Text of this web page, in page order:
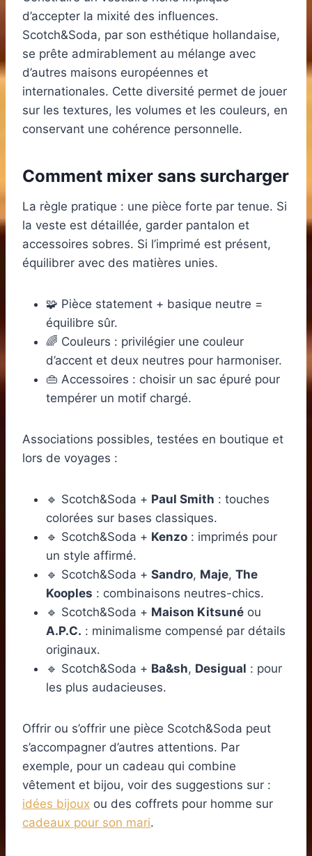
d’accepter la mixité des influences.
Scotch&Soda, par son esthétique hollandaise,
se prête admirablement au mélange avec
d’autres maisons européennes et
internationales. Cette diversité permet de jouer
sur les textures, les volumes et les couleurs, en
conservant une cohérence personnelle.
Comment mixer sans surcharger
La règle pratique : une pièce forte par tenue. Si
la veste est détaillée, garder pantalon et
accessoires sobres. Si l’imprimé est présent,
équilibrer avec des matières unies.
🧩 Pièce statement + basique neutre =
équilibre sûr.
🌈 Couleurs : privilégier une couleur
d’accent et deux neutres pour harmoniser.
👜 Accessoires : choisir un sac épuré pour
tempérer un motif chargé.
Associations possibles, testées en boutique et
lors de voyages :
🔹 Scotch&Soda + Paul Smith : touches
colorées sur bases classiques.
🔹 Scotch&Soda + Kenzo : imprimés pour
un style affirmé.
🔹 Scotch&Soda + Sandro, Maje, The
Kooples : combinaisons neutres-chics.
🔹 Scotch&Soda + Maison Kitsuné ou
A.P.C. : minimalisme compensé par détails
originaux.
🔹 Scotch&Soda + Ba&sh, Desigual : pour
les plus audacieuses.
Offrir ou s’offrir une pièce Scotch&Soda peut
s’accompagner d’autres attentions. Par
exemple, pour un cadeau qui combine
vêtement et bijou, voir des suggestions sur :
idées bijoux ou des coffrets pour homme sur
cadeaux pour son mari.